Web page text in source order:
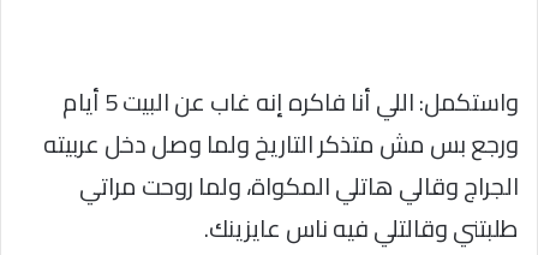
واستكمل: اللي أنا فاكره إنه غاب عن البيت 5 أيام
ورجع بس مش متذكر التاريخ ولما وصل دخل عربيته
الجراج وقالي هاتلي المكواة، ولما روحت مراتي
طلبتني وقالتلي فيه ناس عايزينك.